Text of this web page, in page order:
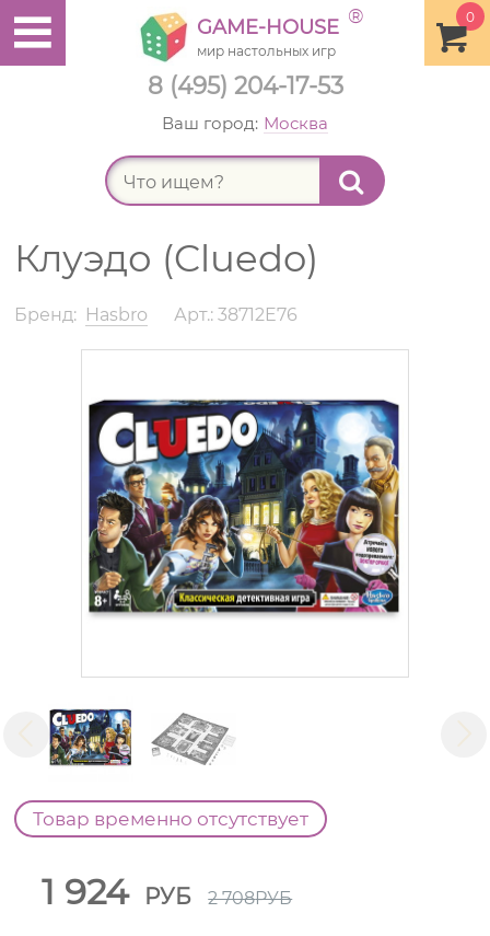
8 (495) 204-17-53
0
GAME-HOUSE ®
мир настольных игр
Ваш город: Москва
Клуэдо (Cluedo)
Бренд: Hasbro Арт.: 38712E76
Товар временно отсутствует
1 924 РУБ 2 708РУБ